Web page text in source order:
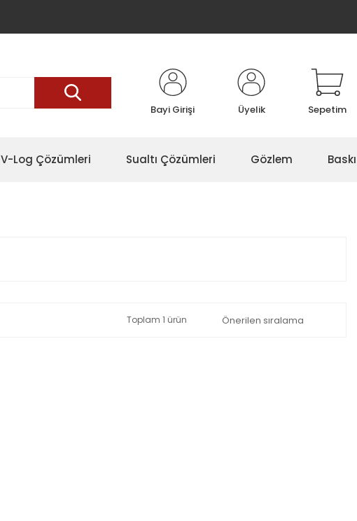
Bayi Girişi Üyelik Sepetim
V-Log Çözümleri Sualtı Çözümleri Gözlem
Toplam 1 ürün